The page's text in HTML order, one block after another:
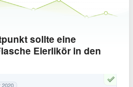
sollte eine
Eierlikör in den
2020